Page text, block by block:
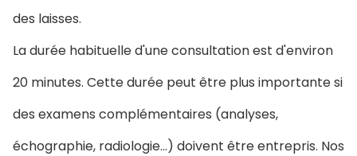
des laisses.
La durée habituelle d'une consultation est d'environ
20 minutes. Cette durée peut être plus importante si
des examens complémentaires (analyses,
échographie, radiologie...) doivent être entrepris. Nos